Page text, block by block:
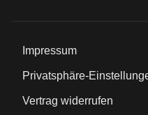
Impressum
Privatsphäre-
Vertrag widerrufen